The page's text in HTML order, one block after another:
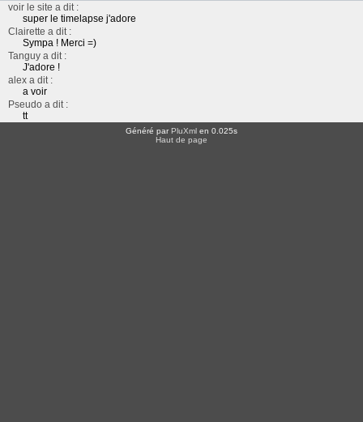
voir le site a dit :
super le timelapse j'adore
Clairette a dit :
Sympa ! Merci =)
Tanguy a dit :
J'adore !
alex a dit :
a voir
Pseudo a dit :
tt
Généré parPluXml en 0.025s
Haut de page